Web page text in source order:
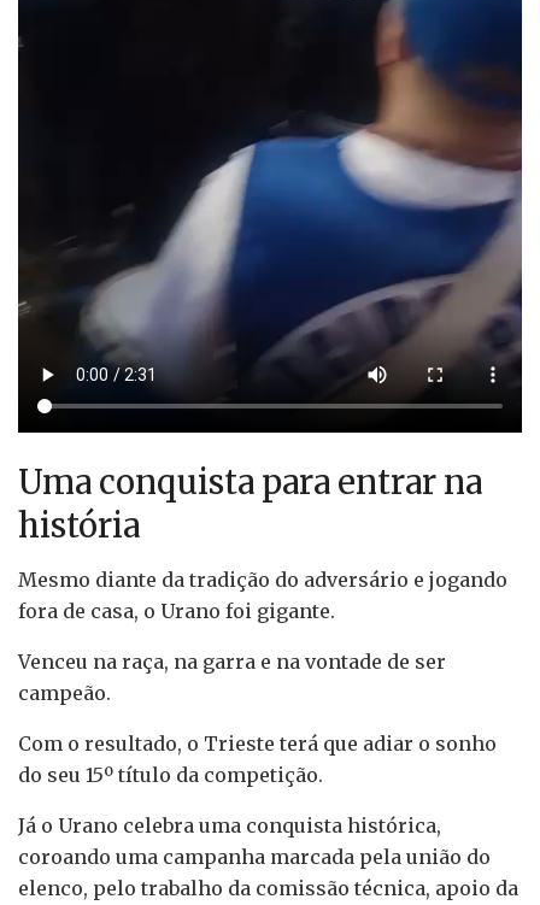
Uma conquista para entrar na
história
Mesmo diante da tradição do adversário e jogando
fora de casa, o Urano foi gigante.
Venceu na raça, na garra e na vontade de ser
campeão.
Com o resultado, o Trieste terá que adiar o sonho
do seu 15º título da competição.
Já o Urano celebra uma conquista histórica,
coroando uma campanha marcada pela união do
elenco, pelo trabalho da comissão técnica, apoio da